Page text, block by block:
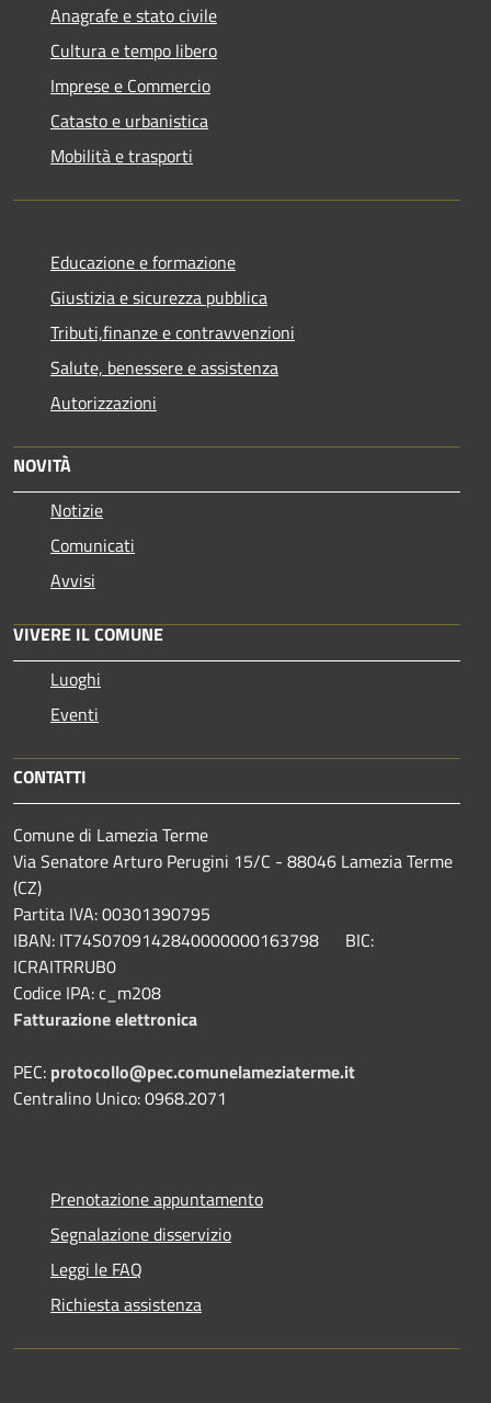
Anagrafe e stato civile
Cultura e tempo libero
Imprese e Commercio
Catasto e urbanistica
Mobilità e trasporti
Educazione e formazione
Giustizia e sicurezza pubblica
Tributi,finanze e contravvenzioni
Salute, benessere e assistenza
Autorizzazioni
NOVITÀ
Notizie
Comunicati
Avvisi
VIVERE IL COMUNE
Luoghi
Eventi
CONTATTI
Comune di Lamezia Terme
Via Senatore Arturo Perugini 15/C - 88046 Lamezia Terme
(CZ)
Partita IVA: 00301390795
IBAN: IT74S0709142840000000163798 BIC:
ICRAITRRUB0
Codice IPA: c_m208
Fatturazione elettronica
PEC: protocollo@pec.comunelameziaterme.it
Centralino Unico: 0968.2071
Prenotazione appuntamento
Segnalazione disservizio
Leggi le FAQ
Richiesta assistenza